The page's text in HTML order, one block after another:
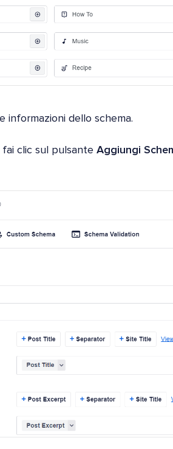
informazioni dello schema.
clic sul pulsante Aggiungi